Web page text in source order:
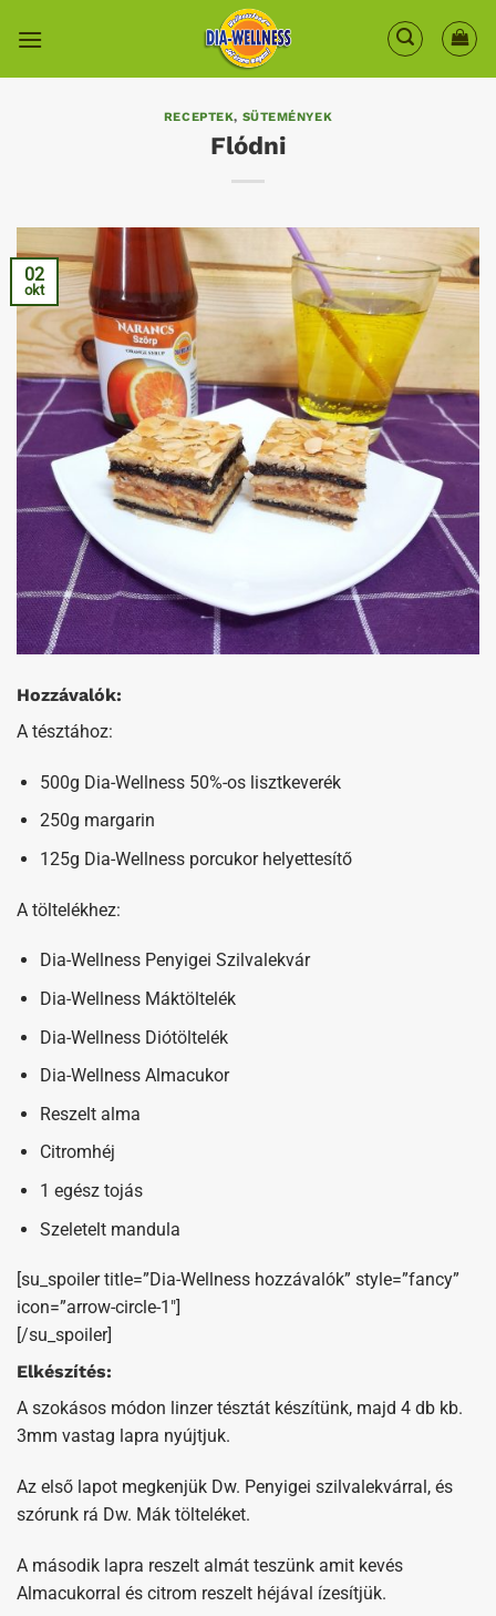
RECEPTEK, SÜTEMÉNYEK
Flódni
02
okt
Hozzávalók:
A tésztához:
500g Dia-Wellness 50%-os lisztkeverék
250g margarin
125g Dia-Wellness porcukor helyettesítő
A töltelékhez:
Dia-Wellness Penyigei Szilvalekvár
Dia-Wellness Máktöltelék
Dia-Wellness Diótöltelék
Dia-Wellness Almacukor
Reszelt alma
Citromhéj
1 egész tojás
Szeletelt mandula
[su_spoiler title=”Dia-Wellness hozzávalók” style=”fancy”
icon=”arrow-circle-1″]
[/su_spoiler]
Elkészítés:
A szokásos módon linzer tésztát készítünk, majd 4 db kb.
3mm vastag lapra nyújtjuk.
Az első lapot megkenjük Dw. Penyigei szilvalekvárral, és
szórunk rá Dw. Mák tölteléket.
A második lapra reszelt almát teszünk amit kevés
Almacukorral és citrom reszelt héjával ízesítjük.